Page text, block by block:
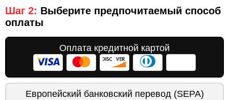
Шаг 2: Выберите предпочитаемый способ
оплаты
Оплата кредитной картой
Европейский банковский перевод (SEPA)